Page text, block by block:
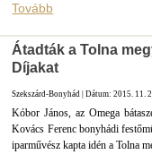
Tovább
Átadták a Tolna
Díjakat
Szekszárd-Bonyhád | Dátum: 2015. 11.
Kóbor János, az Omega
Kovács Ferenc bonyhádi
iparművész kapta idén a Tolna